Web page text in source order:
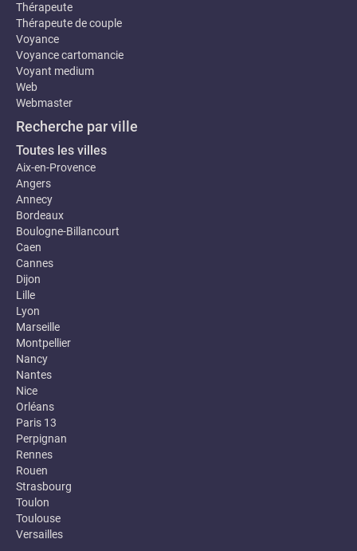
Thérapeute
Thérapeute de couple
Voyance
Voyance cartomancie
Voyant medium
Web
Webmaster
Recherche par ville
Toutes les villes
Aix-en-Provence
Angers
Annecy
Bordeaux
Boulogne-Billancourt
Caen
Cannes
Dijon
Lille
Lyon
Marseille
Montpellier
Nancy
Nantes
Nice
Orléans
Paris 13
Perpignan
Rennes
Rouen
Strasbourg
Toulon
Toulouse
Versailles